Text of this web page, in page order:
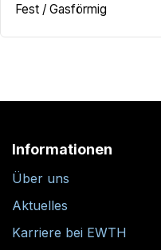
Fest / Gasförmig
Informationen
Über uns
Aktuelles
Karriere bei EWTH